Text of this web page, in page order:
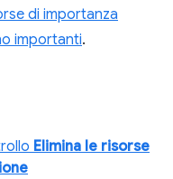
di importanza
importanti.
Elimina le risorse